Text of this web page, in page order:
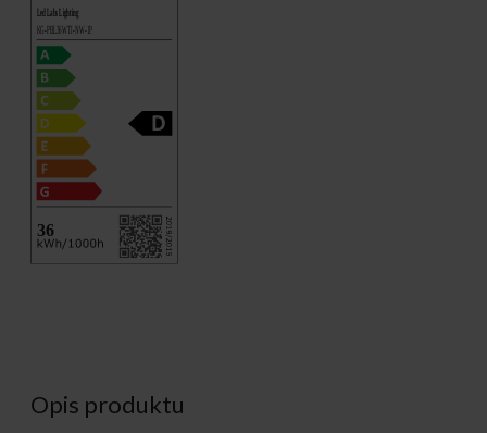
Opis produktu